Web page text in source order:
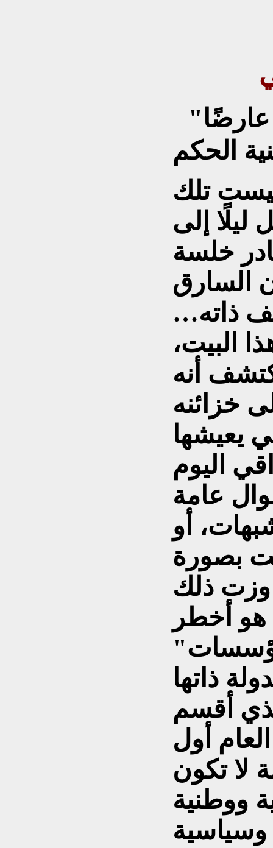
"عندما يصبح الفساد عارضًا
ليلًا إلى
السارق
ذاته…
البيت،
أنه
يعيشها
أو
بصورة
ذلك
"اهتزاز ثقة المواطن بمؤسسات
أقسم
أول
لا تكون
ووطنية